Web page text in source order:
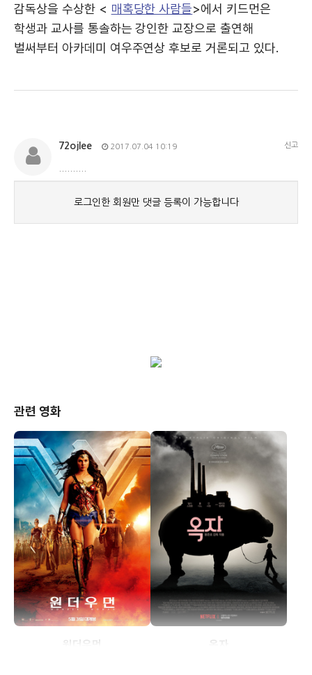
감독상을 수상한 < 매혹당한 사람들>에서 키드먼은
학생과 교사를 통솔하는 강인한 교장으로 출연해
벌써부터 아카데미 여우주연상 후보로 거론되고 있다.
관련 영화
원더우먼 옥자